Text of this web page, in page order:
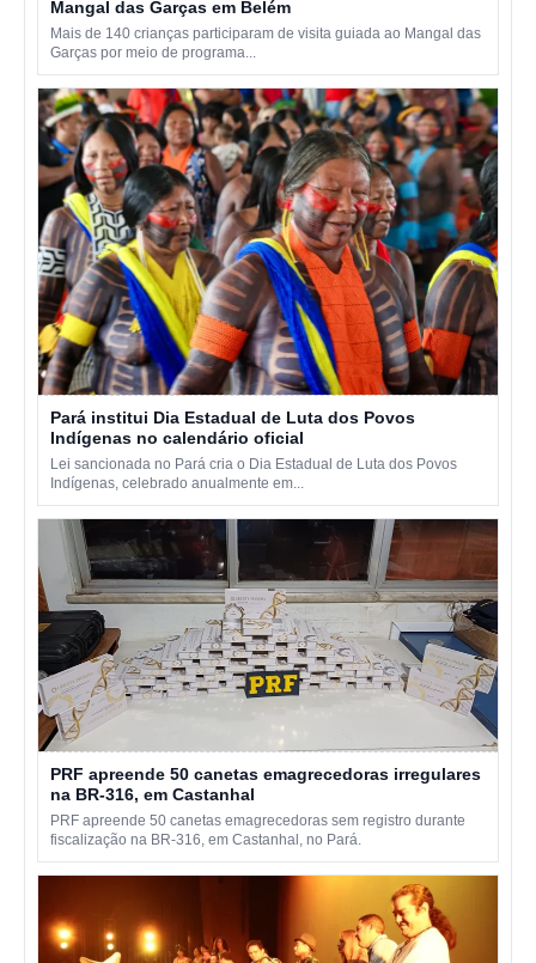
Mangal das Garças em Belém
Mais de 140 crianças participaram de visita guiada ao Mangal das
Garças por meio de programa...
Pará institui Dia Estadual de Luta dos Povos
Indígenas no calendário oficial
Lei sancionada no Pará cria o Dia Estadual de Luta dos Povos
Indígenas, celebrado anualmente em...
PRF apreende 50 canetas emagrecedoras irregulares
na BR-316, em Castanhal
PRF apreende 50 canetas emagrecedoras sem registro durante
fiscalização na BR-316, em Castanhal, no Pará.